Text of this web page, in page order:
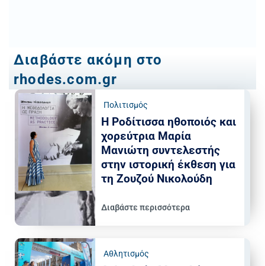
Διαβάστε ακόμη στο
rhodes.com.gr
Πολιτισμός
Η Ροδίτισσα ηθοποιός και
χορεύτρια Μαρία
Μανιώτη συντελεστής
στην ιστορική έκθεση για
τη Ζουζού Νικολούδη
Διαβάστε περισσότερα
Αθλητισμός